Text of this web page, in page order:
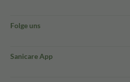
Folge uns
Sanicare App